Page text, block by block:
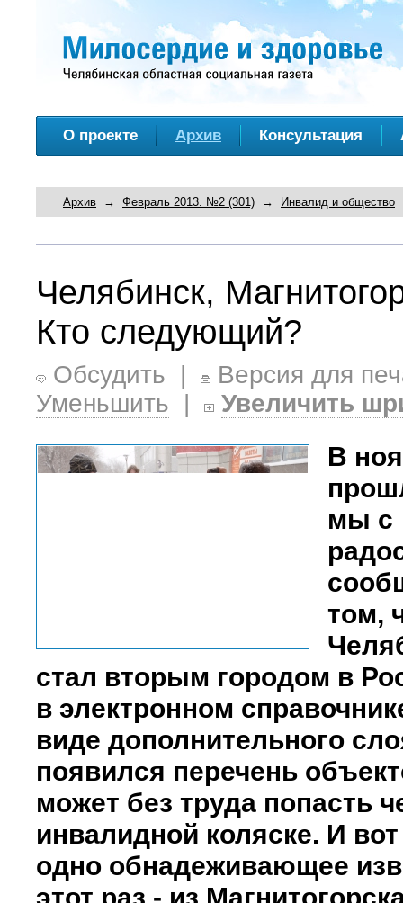
О проекте Архив Консультация
Архив → Февраль 2013. №2 (301) → Инвалид и общество
Челябинск,
Кто следующий?
Обсудить |
Версия для
Уменьшить | Увеличить
В
мы с
том,
стал вторым городом в
в электронном
виде дополнительного
появился перечень
может без труда попасть
инвалидной коляске. И
одно обнадеживающее
этот раз - из